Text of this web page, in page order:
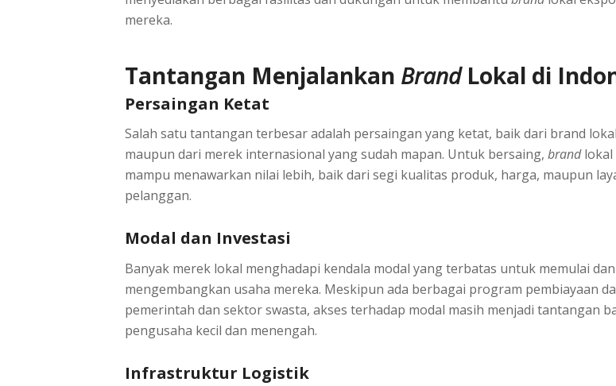
mereka.
Tantangan Menjalankan BrandLokal di
Persaingan Ketat
Salah satu tantangan terbesar adalah persaingan yang ketat, baik dari brand
maupun dari merek internasional yang sudah mapan. Untuk bersaing, brandlokal
mampu menawarkan nilai lebih, baik dari segi kualitas produk, harga, maupun
pelanggan.
Modal dan Investasi
Banyak merek lokal menghadapi kendala modal yang terbatas untuk memulai dan
mengembangkan usaha mereka. Meskipun ada berbagai program pembiayaan
pemerintah dan sektor swasta, akses terhadap modal masih menjadi tantangan
pengusaha kecil dan menengah.
Infrastruktur Logistik